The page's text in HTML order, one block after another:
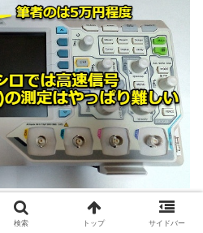
検索 トップ サイドバー